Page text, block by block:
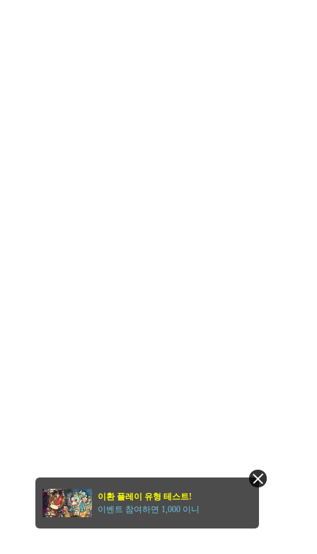
이환 플레이 유형 테스트!
이벤트 참여하면 1,000 이니